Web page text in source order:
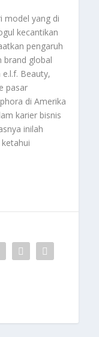
model yang di
kecantikan
pengaruh
brand global
Beauty,
pasar
di Amerika
karier bisnis
inilah